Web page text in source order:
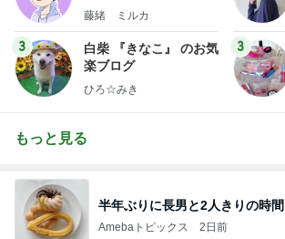
藤緒 ミルカ
3
白柴 『きなこ』 のお気
楽ブログ
ひろ☆みき
3
もっと見る
半年ぶりに長男と2人きりの時間
Amebaトピックス 2日前